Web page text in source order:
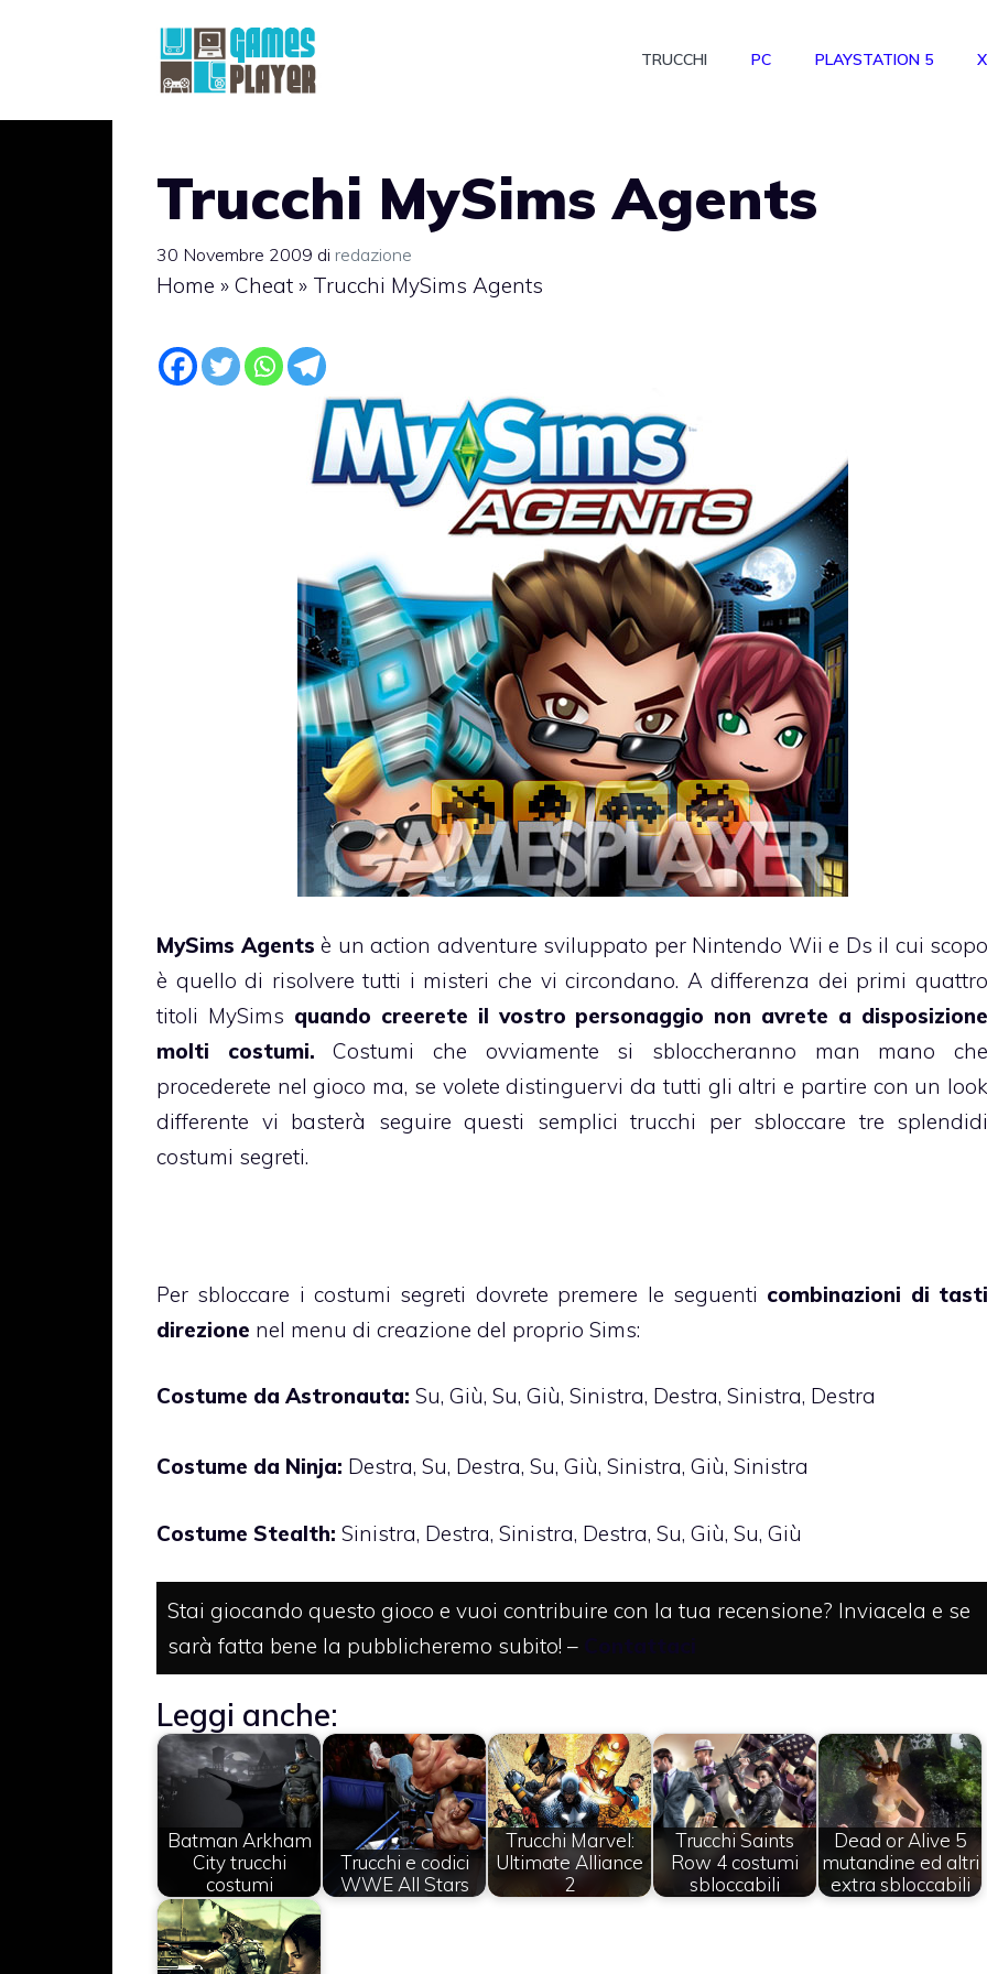
TRUCCHI PC PLAYSTATION 5
Trucchi MySims Agents
30 Novembre 2009 di redazione
Home » Cheat » Trucchi MySims Agents
MySims Agents è un action adventure sviluppato per Nintendo Wii e Ds il cui scopo
è quello di risolvere tutti i misteri che vi circondano. A differenza dei primi quattro
titoli MySims quando creerete il vostro personaggio non avrete a disposizione
molti costumi. Costumi che ovviamente si sbloccheranno man mano che
procederete nel gioco ma, se volete distinguervi da tutti gli altri e partire con un look
differente vi basterà seguire questi semplici trucchi per sbloccare tre splendidi
costumi segreti.
Per sbloccare i costumi segreti dovrete premere le seguenti combinazioni di tasti
direzione nel menu di creazione del proprio Sims:
Costume da Astronauta: Su, Giù, Su, Giù, Sinistra, Destra, Sinistra, Destra
Costume da Ninja: Destra, Su, Destra, Su, Giù, Sinistra, Giù, Sinistra
Costume Stealth: Sinistra, Destra, Sinistra, Destra, Su, Giù, Su, Giù
Stai giocando questo gioco e vuoi contribuire con la tua recensione? Inviacela e se
sarà fatta bene la pubblicheremo subito! – Contattaci
Leggi anche:
Batman Arkham
City trucchi
costumi
Trucchi e codici
WWE All Stars
Trucchi Marvel:
Ultimate Alliance
2
Trucchi Saints
Row 4 costumi
sbloccabili
Dead or Alive 5
mutandine ed altri
extra sbloccabili